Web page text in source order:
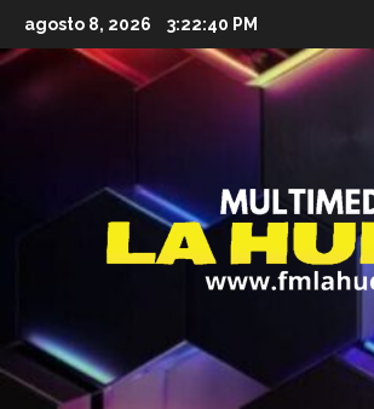
al
agosto 8, 2026 3:22:41 PM